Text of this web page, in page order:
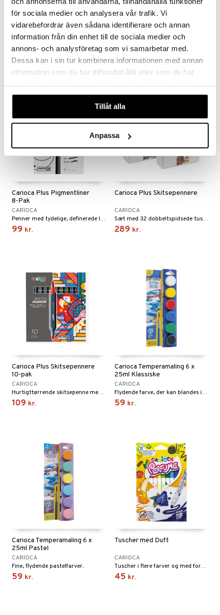
för sociala medier och analysera vår trafik. Vi
vidarebefordrar även sådana identifierare och annan
information från din enhet till de sociala medier och
annons- och analysföretag som vi samarbetar med.
Dessa kan i sin tur kombinera informationen med annan
information som du har tillhandahållit eller som de har
våra cookies vid fortsatt användande av vår webbplats.
Tillåt alla
Anpassa
Blækpen 6 stk.
CARIOCA
Letviskelige penne med varmesensitivt blæk!
79
Maxi
CARIOCA
59
Carioca Plus Pigmentliner
8-Pak
CARIOCA
Penner med tydelige, definerede linjer uden udtværing.
99 kr.
Carioca Plus Skitsepennere
CARIOCA
Sæt med 32 dobbeltspidsede tuschpenne.
289 kr.
Carioca Plus Skitsepennere
10-pak
CARIOCA
Hurtigttørrende skitsepenne med dobbeltspids og ergonomiske greb.
109 kr.
Carioca Temperamaling 6 x
25ml Klassiske
CARIOCA
Flydende farve, der kan blandes i forskellige nuancer.
59 kr.
Carioca Temperamaling 6 x
25ml Pastel
CARIOCA
Fine, flydende pastelfarver.
59 kr.
Tuscher med Duft
CARIOCA
Tuscher i flere farver og med forskellige dufte af frugter.
45 kr.